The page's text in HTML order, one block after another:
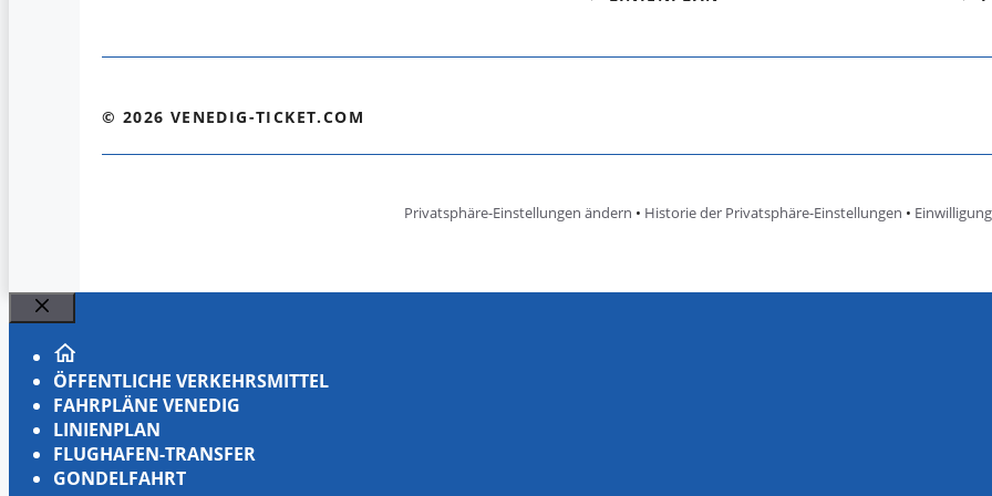
© 2026 VENEDIG-TICKET.COM
Privatsphäre-Einstellungen ändern • Historie der Privatsphäre-Einstellungen •
Schließen
ÖFFENTLICHE VERKEHRSMITTEL
FAHRPLÄNE VENEDIG
LINIENPLAN
FLUGHAFEN-TRANSFER
GONDELFAHRT